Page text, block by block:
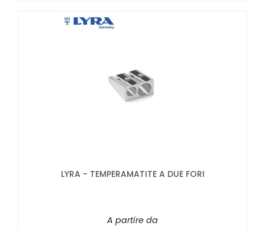
LYRA - TEMPERAMATITE A DUE FORI
A partire da